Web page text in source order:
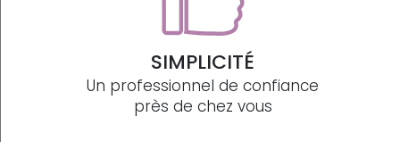
SIMPLICITÉ
Un professionnel de confiance
près de chez vous